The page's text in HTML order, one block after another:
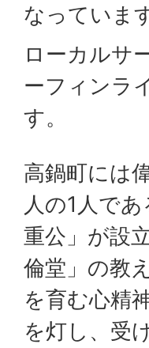
なっていま
ローカルサ
ーフィンラ
す。
高鍋町には
人の1人で
重公」が設
倫堂」の教
を育む心精
を灯し、受